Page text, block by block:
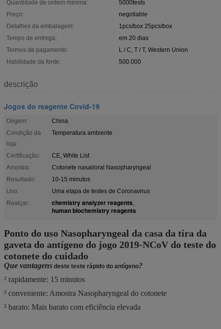
Quantidade de ordem mínima:
5000tests
Preço:
negotiable
Detalhes da embalagem:
1pcs/box 25pcs/box
Tempo de entrega:
em 20 dias
Termos de pagamento:
L / C, T / T, Western Union
Habilidade da fonte:
500.000
descrição
Jogos do reagente Covid-19
Origem:
China
Condição da
loja:
Temperatura ambiente
Certificação:
CE, White List
Amostra:
Cotonete nasal/oral Nasopharyngeal
Resultado:
10-15 minutos
Uso:
Uma etapa de testes de Coronavirus
Realçar:
chemistry analyzer reagents,
human biochemistry reagents
Ponto do uso Nasopharyngeal da casa da tira da
gaveta do antígeno do jogo 2019-NCoV do teste do
cotonete do cuidado
Que vantagens deste teste rápido do antígeno?
² rapidamente: 15 minutos
² conveniente: Amostra Nasopharyngeal do cotonete
² barato: Mais barato com eficiência elevada